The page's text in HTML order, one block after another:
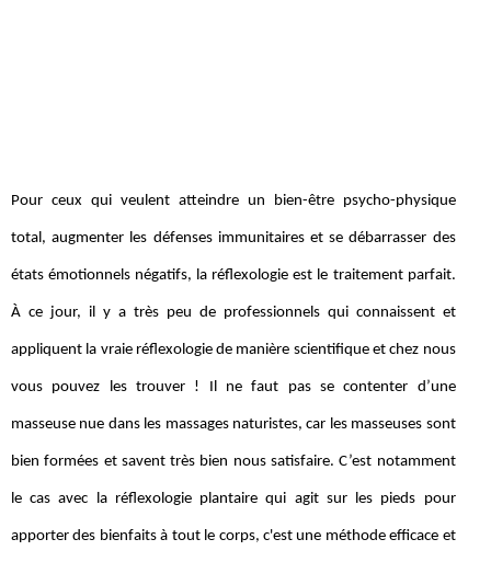
Pour ceux qui veulent atteindre un bien-être psycho-physique
total, augmenter les défenses immunitaires et se débarrasser des
états émotionnels négatifs, la réflexologie est le traitement parfait.
À ce jour, il y a très peu de professionnels qui connaissent et
appliquent la vraie réflexologie de manière scientifique et chez nous
vous pouvez les trouver ! Il ne faut pas se contenter d’une
masseuse nue dans les massages naturistes, car les masseuses sont
bien formées et savent très bien nous satisfaire. C’est notamment
le cas avec la réflexologie plantaire qui agit sur les pieds pour
apporter des bienfaits à tout le corps, c'est une méthode efficace et